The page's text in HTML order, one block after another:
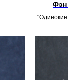
Фэн